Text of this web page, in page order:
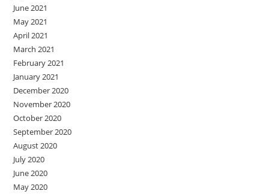
June 2021
May 2021
April 2021
March 2021
February 2021
January 2021
December 2020
November 2020
October 2020
September 2020
August 2020
July 2020
June 2020
May 2020